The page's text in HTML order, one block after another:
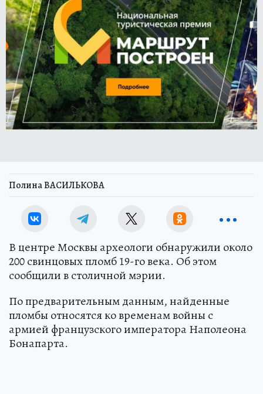
Полина ВАСИЛЬКОВА
В центре Москвы археологи обнаружили около
200 свинцовых пломб 19-го века. Об этом
сообщили в столичной мэрии.
По предварительным данным, найденные
пломбы относятся ко временам войны с
армией французского императора Наполеона
Бонапарта.